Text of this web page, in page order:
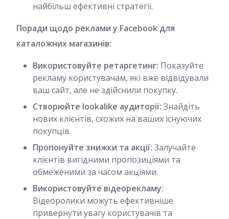
найбільш ефективні стратегії.
Поради щодо реклами у Facebook для
каталожних магазинів:
Використовуйте ретаргетинг: Показуйте
рекламу користувачам, які вже відвідували
ваш сайт, але не здійснили покупку.
Створюйте lookalike аудиторії: Знайдіть
нових клієнтів, схожих на ваших існуючих
покупців.
Пропонуйте знижки та акції: Залучайте
клієнтів вигідними пропозиціями та
обмеженими за часом акціями.
Використовуйте відеорекламу:
Відеоролики можуть ефективніше
привернути увагу користувачів та